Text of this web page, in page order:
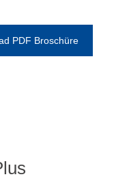
PDF Broschüre